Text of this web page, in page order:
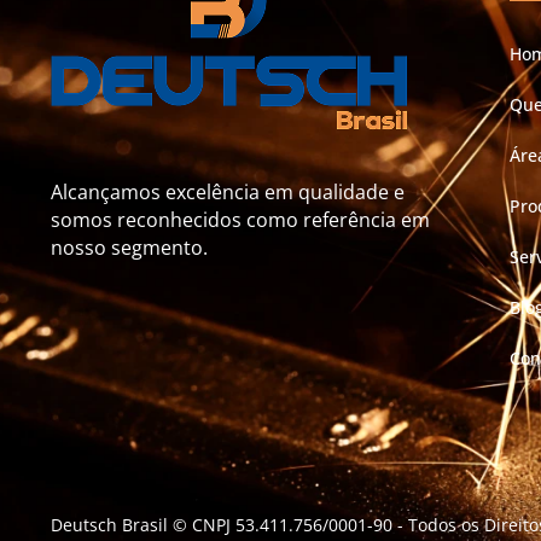
Alcançamos excelência em qualidade e
somos reconhecidos como referência em
nosso segmento.
Deutsch Brasil © CNPJ 53.411.756/0001-90- Todos os